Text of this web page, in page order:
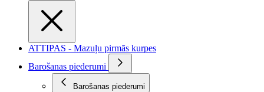
ATTIPAS - Mazuļu pirmās kurpes
Barošanas piederumi
Barošanas piederumi